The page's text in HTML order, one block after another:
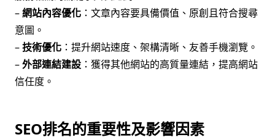
–網站內容優化 ：文章內容要具備價值、原創且符合搜尋
意圖。
–技術優化 ：提升網站速度、架構清晰、友善手機瀏覽。
–外部連結建設 ：獲得其他網站的高質量連結，提高網站
信任度。
SEO排名的重要性及影響因素